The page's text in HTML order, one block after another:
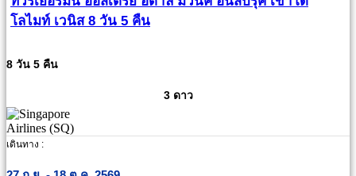
โลไมท์ เวนิส 8 วัน 5 คืน
8 วัน 5 คืน
3 ดาว
เดินทาง :